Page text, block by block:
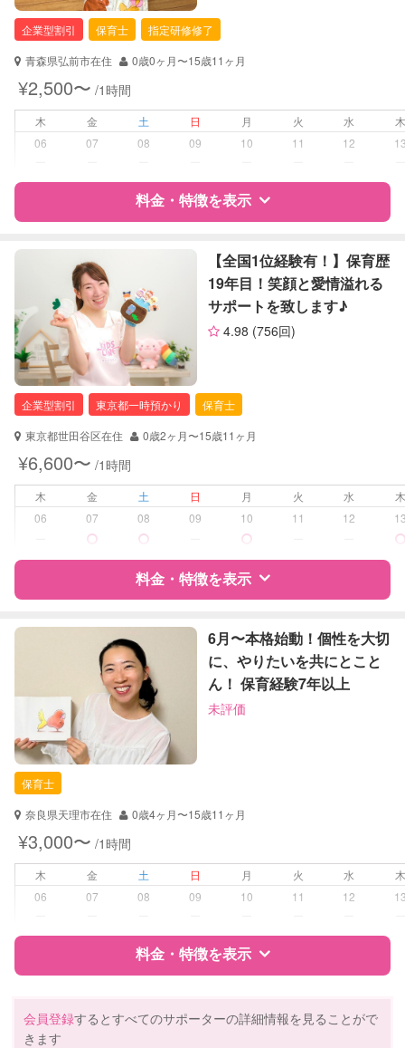
保育士
幼稚園教諭
ドゥーラ協会認定産後ドゥーラ
対応可能/特徴
早朝対応
夜間対応
病児対応 病児、病後児、ともに可能
障がい児対応 対応可否は個別に相談
レッスン
定期予約 お引き受けしていません
お子様の撮影
（定期特典）
対応不可
企業型割引 保育士
指定研修修了
青森県弘前市在住
0歳0ヶ月〜15歳11ヶ月
¥2,500〜 /1時間
木 金 土 日 月 火 水
06
07 08 09 10 11 12
料金・特徴を表示
特徴 料金
サポートの特徴
資格
企業型割引対象(旧内閣府補助対象)
自治体届出済ベビーシッター
保育士
対応可能/特徴
送迎サポート
お泊まり保育
病児、病後児、ともに可能
認定あり
お引き受けしていません
お子様の撮影
（定期特典）
対応不可
【全国1位経験有！】保育歴
19年目！笑顔と愛情溢れる
サポートを致します♪
4.98 (756回)
企業型割引 東京都一時預かり
保育士
東京都世田谷区在住
0歳2ヶ月〜15歳11ヶ月
¥6,600〜 /1時間
木 金 土 日 月 火 水
06
07 08 09 10 11 12
料金・特徴を表示
特徴 料金 レビュー
サポートの特徴
資格
企業型割引対象(旧内閣府補助対象)
自治体届出済ベビーシッター
保育士
ドゥーラ教育協議会認定産後ドゥー
対応可能/特徴
送迎サポート
早朝対応
病児対応 病児、病後児、ともに不可
障がい児対応 対応可否は個別に相談
6月〜本格始動！個性を大切
に、やりたいを共にとこと
ん！ 保育経験7年以上
未評価
保育士
奈良県天理市在住
0歳4ヶ月〜15歳11ヶ月
¥3,000〜 /1時間
木 金 土 日 月 火 水
06
07 08 09 10 11 12
料金・特徴を表示
会員登録するとすべてのサポーターの詳細情報を見ることがで
きます